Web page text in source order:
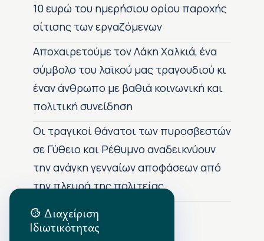
10 ευρώ του ημερήσιου ορίου παροχής
σίτισης των εργαζόμενων
Αποχαιρετούμε τον Λάκη Χαλκιά, ένα
σύμβολο του λαϊκού μας τραγουδιού κι
έναν άνθρωπο με βαθιά κοινωνική και
πολιτική συνείδηση
Οι τραγικοί θάνατοι των πυροσβεστών
σε Γύθειο και Ρέθυμνο αναδεικνύουν
την ανάγκη γενναίων αποφάσεων από
την πλευρά της πολιτείας
Αρχείο Δημοσιεύσεων
Διαχείριση
Ιδιωτικότητας